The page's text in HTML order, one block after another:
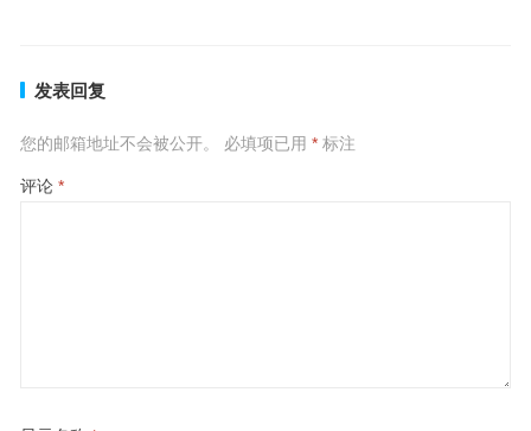
发表回复
您的邮箱地址不会被公开。 必填项已用 *标注
评论 *